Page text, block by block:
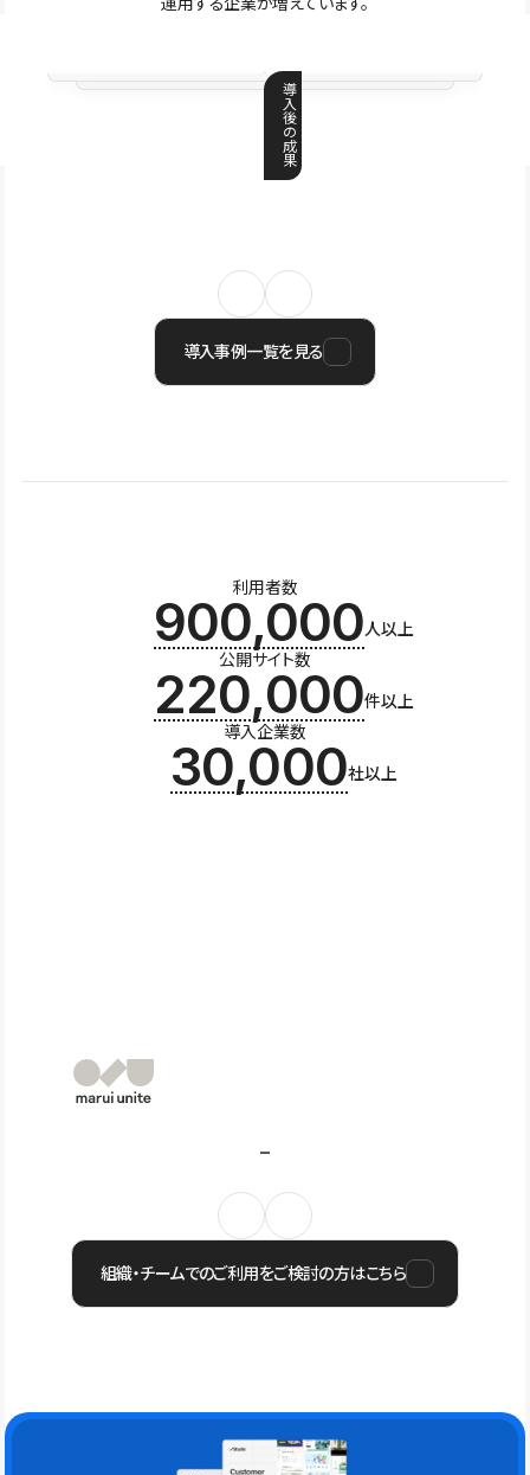
導
入
後
の
成
果
導入事例一覧を見る
利用者数
900,000人以上
公開サイト数
220,000件以上
導入企業数
30,000社以上
組織・チームでのご利用をご検討の方はこちら